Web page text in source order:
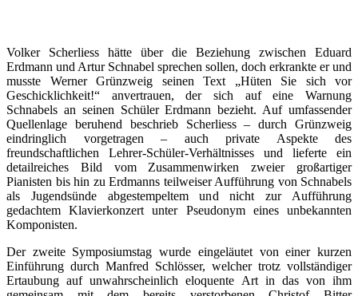
Volker Scherliess hätte über die Beziehung zwischen Eduard
Erdmann und Artur Schnabel sprechen sollen, doch erkrankte er und
musste Werner Grünzweig seinen Text „Hüten Sie sich vor
Geschicklichkeit!“ anvertrauen, der sich auf eine Warnung
Schnabels an seinen Schüler Erdmann bezieht. Auf umfassender
Quellenlage beruhend beschrieb Scherliess – durch Grünzweig
eindringlich vorgetragen – auch private Aspekte des
freundschaftlichen Lehrer-Schüler-Verhältnisses und lieferte ein
detailreiches Bild vom Zusammenwirken zweier großartiger
Pianisten bis hin zu Erdmanns teilweiser Aufführung von Schnabels
als Jugendsünde abgestempeltem und nicht zur Aufführung
gedachtem Klavierkonzert unter Pseudonym eines unbekannten
Komponisten.
Der zweite Symposiumstag wurde eingeläutet von einer kurzen
Einführung durch Manfred Schlösser, welcher trotz vollständiger
Ertaubung auf unwahrscheinlich eloquente Art in das von ihm